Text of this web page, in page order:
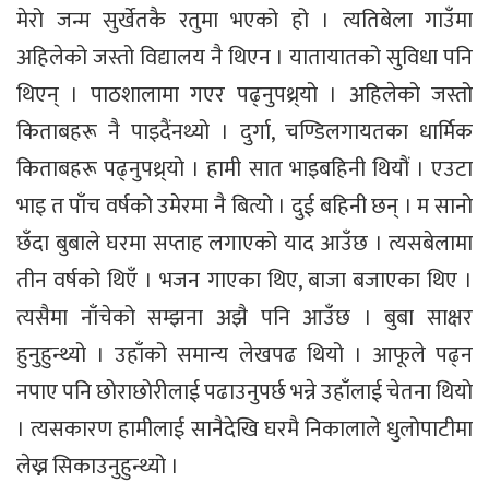
मेरो जन्म सुर्खेतकै रतुमा भएको हो । त्यतिबेला गाउँमा
अहिलेको जस्तो विद्यालय नै थिएन । यातायातको सुविधा पनि
थिएन् । पाठशालामा गएर पढ्नुपथ्र्यो । अहिलेको जस्तो
किताबहरू नै पाइदैंनथ्यो । दुर्गा, चण्डिलगायतका धार्मिक
किताबहरू पढ्नुपथ्र्यो । हामी सात भाइबहिनी थियौं । एउटा
भाइ त पाँच वर्षको उमेरमा नै बित्यो । दुई बहिनी छन् । म सानो
छँदा बुबाले घरमा सप्ताह लगाएको याद आउँछ । त्यसबेलामा
तीन वर्षको थिएँ । भजन गाएका थिए, बाजा बजाएका थिए ।
त्यसैमा नाँचेको सम्झना अझै पनि आउँछ । बुबा साक्षर
हुनुहुन्थ्यो । उहाँको समान्य लेखपढ थियो । आफूले पढ्न
नपाए पनि छोराछोरीलाई पढाउनुपर्छ भन्ने उहाँलाई चेतना थियो
। त्यसकारण हामीलाई सानैदेखि घरमै निकालाले धुलोपाटीमा
लेख्न सिकाउनुहुन्थ्यो ।